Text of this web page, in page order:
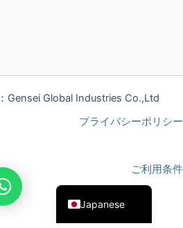
Gensei Global Industries Co.,Ltd
プライバシーポリシー
ご利用条件
Japanese